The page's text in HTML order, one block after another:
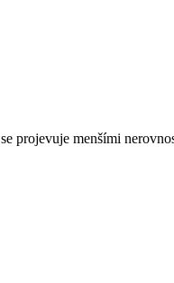
projevuje menšími